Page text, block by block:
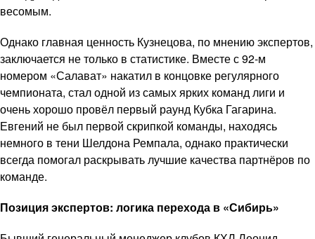
весомым.
Однако главная ценность Кузнецова, по мнению экспертов,
заключается не только в статистике. Вместе с 92-м
номером «Салават» накатил в концовке регулярного
чемпионата, стал одной из самых ярких команд лиги и
очень хорошо провёл первый раунд Кубка Гагарина.
Евгений не был первой скрипкой команды, находясь
немного в тени Шелдона Ремпала, однако практически
всегда помогал раскрывать лучшие качества партнёров по
команде.
Позиция экспертов: логика перехода в «Сибирь»